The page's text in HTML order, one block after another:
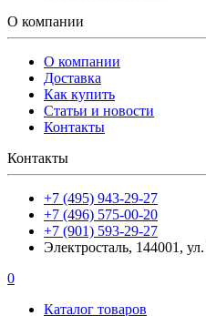
О компании
О компании
Доставка
Как купить
Статьи и новости
Контакты
Контакты
+7 (495) 943-29-27
+7 (496) 575-00-20
+7 (901) 593-29-27
Электросталь, 144001,
0
Каталог товаров